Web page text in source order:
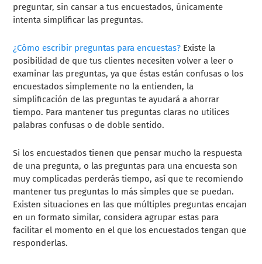
preguntar, sin cansar a tus encuestados, únicamente
intenta simplificar las preguntas.
¿Cómo escribir preguntas para encuestas? Existe la
posibilidad de que tus clientes necesiten volver a leer o
examinar las preguntas, ya que éstas están confusas o los
encuestados simplemente no la entienden, la
simplificación de las preguntas te ayudará a ahorrar
tiempo. Para mantener tus preguntas claras no utilices
palabras confusas o de doble sentido.
Si los encuestados tienen que pensar mucho la respuesta
de una pregunta, o las preguntas para una encuesta son
muy complicadas perderás tiempo, así que te recomiendo
mantener tus preguntas lo más simples que se puedan.
Existen situaciones en las que múltiples preguntas encajan
en un formato similar, considera agrupar estas para
facilitar el momento en el que los encuestados tengan que
responderlas.